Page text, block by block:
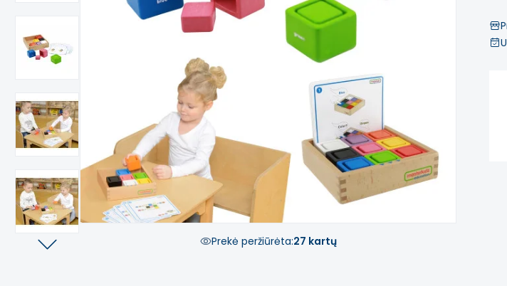
Prekė peržiūrėta:27 kartų